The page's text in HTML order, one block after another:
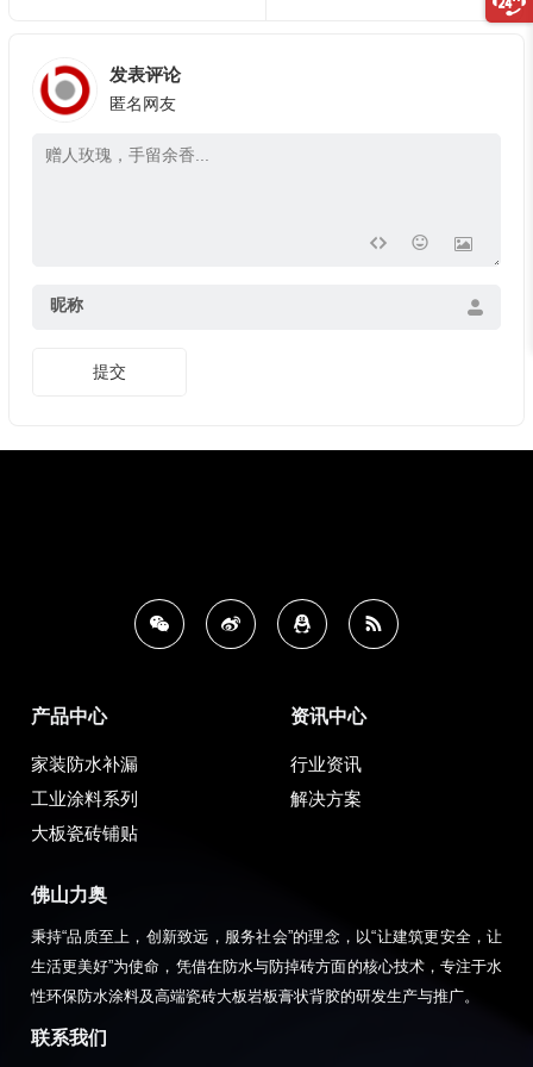
发表评论
匿名网友
昵称
提交
产品中心
家装防水补漏
工业涂料系列
大板瓷砖铺贴
资讯中心
行业资讯
解决方案
佛山力奥
秉持“品质至上，创新致远，服务社会”的理念，以“让建筑更安全，让
生活更美好”为使命，凭借在防水与防掉砖方面的核心技术，专注于水
性环保防水涂料及高端瓷砖大板岩板膏状背胶的研发生产与推广。
联系我们